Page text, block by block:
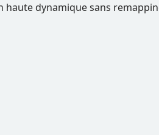
dynamique sans